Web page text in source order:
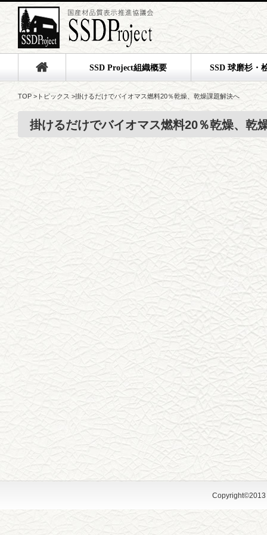
SSD Project組織概要 SSD 球磨杉・
TOP > トピックス >掛けるだけでバイオマス燃料20％乾燥、乾燥課題解決へ
掛けるだけでバイオマス燃料20％乾燥、乾
Copyright©2013